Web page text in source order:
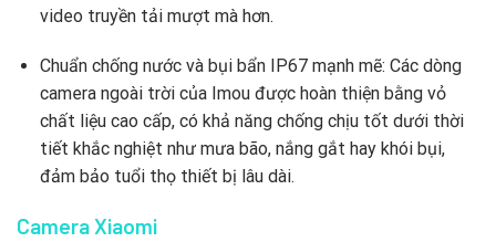
video truyền tải mượt mà hơn.
Chuẩn chống nước và bụi bẩn IP67 mạnh mẽ: Các dòng
camera ngoài trời của Imou được hoàn thiện bằng vỏ
chất liệu cao cấp, có khả năng chống chịu tốt dưới thời
tiết khắc nghiệt như mưa bão, nắng gắt hay khói bụi,
đảm bảo tuổi thọ thiết bị lâu dài.
Camera Xiaomi